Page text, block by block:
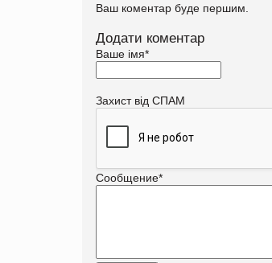
Ваш коментар буде першим.
Додати коментар
Ваше імя*
Захист від СПАМ
Сообщение*